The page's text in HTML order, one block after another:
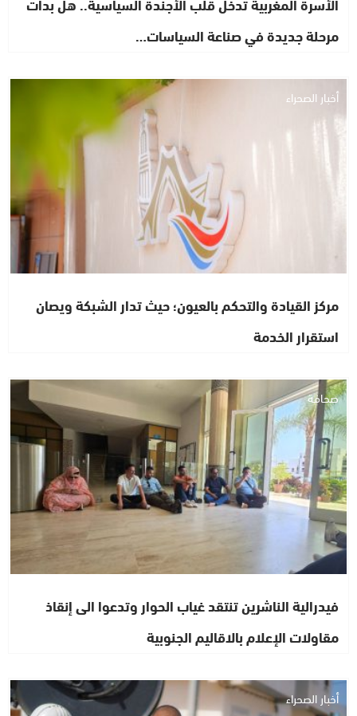
مرحلة جديدة في صناعة السياسات…
أخبار الصحراء
مركز القيادة والتحكم بالعيون؛ حيث تدار الشبكة ويصان
استقرار الخدمة
صحافة
فيدرالية الناشرين تنتقد غياب الحوار وتدعوا الى إنقاذ
مقاولات الإعلام بالاقاليم الجنوبية
أخبار الصحراء